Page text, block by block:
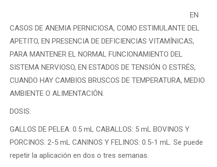
EN
CASOS DE ANEMIA PERNICIOSA, COMO ESTIMULANTE DEL
APETITO, EN PRESENCIA DE DEFICIENCIAS VITAMÍNICAS,
PARA MANTENER EL NORMAL FUNCIONAMIENTO DEL
SISTEMA NERVIOSO, EN ESTADOS DE TENSIÓN O ESTRÉS,
CUANDO HAY CAMBIOS BRUSCOS DE TEMPERATURA, MEDIO
AMBIENTE O ALIMENTACIÓN.
DOSIS:
GALLOS DE PELEA: 0.5 mL CABALLOS: 5 mL BOVINOS Y
PORCINOS: 2-5 mL CANINOS Y FELINOS: 0.5-1 mL. Se puede
repetir la aplicación en dos o tres semanas.